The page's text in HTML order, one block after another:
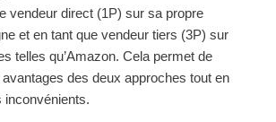
vendeur direct (1P) sur sa propre
et en tant que vendeur tiers (3P) sur
telles qu’Amazon. Cela permet de
des deux approches tout en
inconvénients.